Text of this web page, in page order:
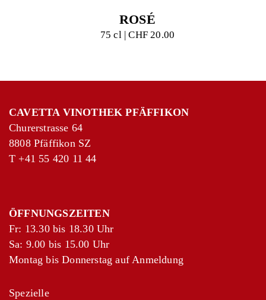
ROSÉ
75 cl | CHF 20.00
CAVETTA VINOTHEK PFÄFFIKON
Churerstrasse 64
8808 Pfäffikon SZ
T +41 55 420 11 44
ÖFFNUNGSZEITEN
Fr: 13.30 bis 18.30 Uhr
Sa: 9.00 bis 15.00 Uhr
Montag bis Donnerstag auf Anmeldung
Spezielle